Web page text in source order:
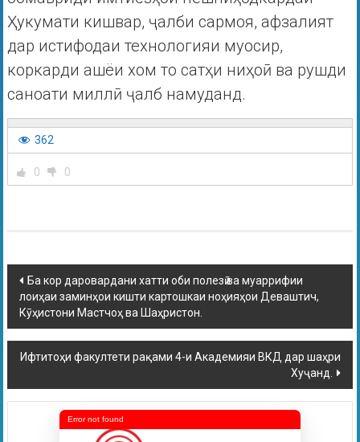
Ҳукумати кишвар, ҷалби сармоя, афзалият
дар истифодаи технологияи муосир,
коркарди ашёи хом то сатҳи ниҳоӣ ва рушди
саноати миллӣ ҷалб намуданд.
362
0 0
Ба кор даровардани хатти оби полезӣ ва муаррифии
лоиҳаи заминҳои кишти картошкаи ноҳияҳои Деваштич,
Кӯҳистони Мастчоҳ ва Шаҳристон.
Ифтитоҳи факултети рақами 4-и Академияи ВКД дар шаҳри
Хуҷанд.
Error not found